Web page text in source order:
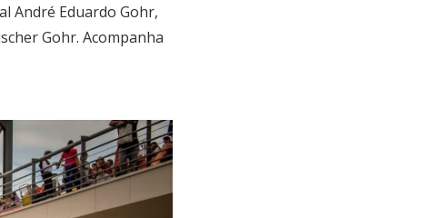
André Eduardo Gohr,
Gohr. Acompanha